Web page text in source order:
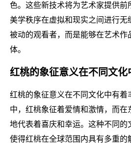
色。这些新技术将为艺术家提供前
美学秩序在虚拟和现实之间进行无
被动的观看者，而是能够在艺术作
体。
红桃的象征意义在不同文化
红桃的象征意义在不同文化中有着
中，红桃象征着爱情和激情，而在
地代表着喜庆和幸运。这种不同的
使得红桃在全球范围内具有多重的